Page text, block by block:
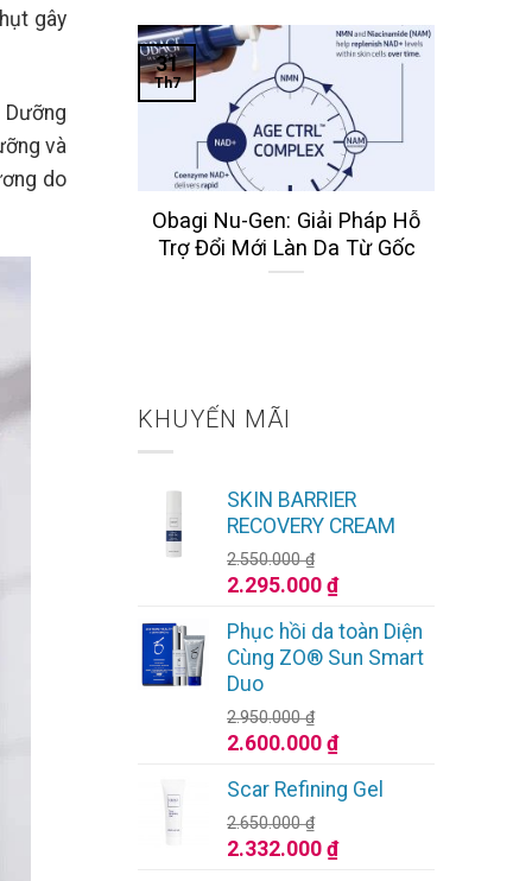
gây
và
do
Obagi Nu-Gen: Giải Pháp Hỗ
Trợ Đổi Mới Làn Da Từ Gốc
31
Th7
KHUYẾN MÃI
SKIN BARRIER
RECOVERY CREAM
2.550.000₫
Giá
là:
2.550.000 ₫.
2.295.000 ₫Giá
tại
là:
Phục hồi da toàn Diện
Cùng ZO® Sun Smart
Duo
2.950.000₫
Giá
là:
2.950.000 ₫.
2.600.000 ₫Giá
tại
2.600.000 ₫.
Scar Refining Gel
2.650.000₫
Giá
2.332.000 ₫Giá